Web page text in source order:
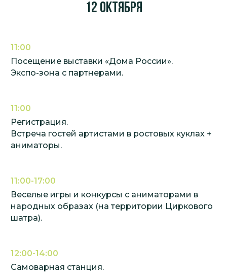
12 октября
11:00
Посещение выставки «Дома России».
Экспо-зона с партнерами.
11:00
Регистрация.
Встреча гостей артистами в ростовых куклах +
аниматоры.
11:00-17:00
Веселые игры и конкурсы с аниматорами в
народных образах (на территории Циркового
шатра).
12:00-14:00
Самоварная станция.
выставки «ДОМА РОССИИ»